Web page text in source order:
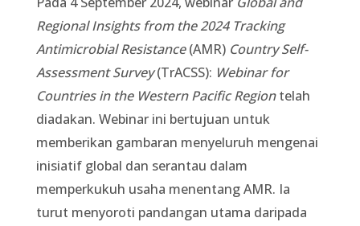
Regional Insights from the 2024 Tracking
Antimicrobial Resistance(AMR) Country Self-
Assessment Survey(TrACSS): Webinar for
Countries in the Western Pacific Regiontelah
diadakan. Webinar ini bertujuan untuk
memberikan gambaran menyeluruh mengenai
inisiatif global dan serantau dalam
memperkukuh usaha menentang AMR. Ia
turut menyoroti pandangan utama daripada